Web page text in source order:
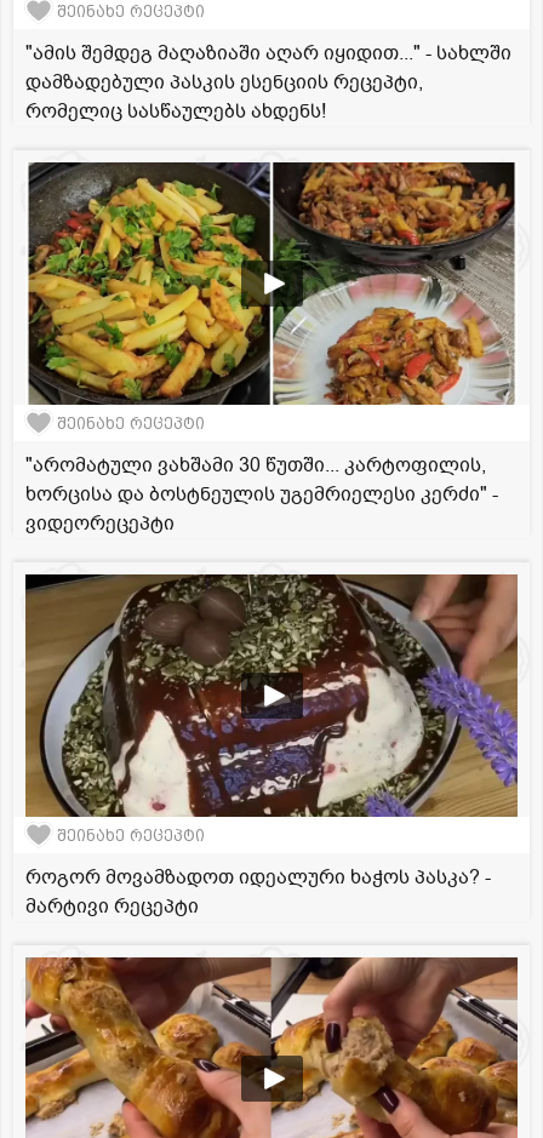
შეინახე რეცეპტი
"ამის შემდეგ მაღაზიაში აღარ იყიდით..." - სახლში
დამზადებული პასკის ესენციის რეცეპტი,
რომელიც სასწაულებს ახდენს!
შეინახე რეცეპტი
"არომატული ვახშამი 30 წუთში... კარტოფილის,
ხორცისა და ბოსტნეულის უგემრიელესი კერძი" -
ვიდეორეცეპტი
შეინახე რეცეპტი
როგორ მოვამზადოთ იდეალური ხაჭოს პასკა? -
მარტივი რეცეპტი